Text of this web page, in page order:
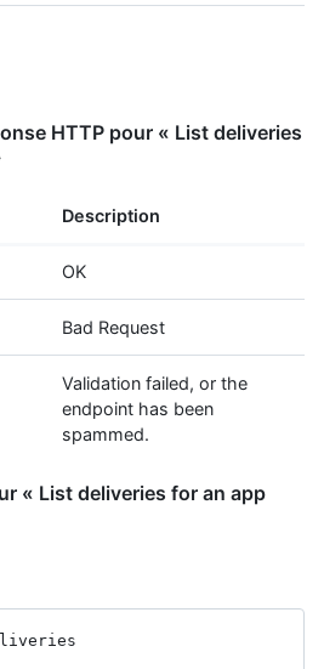
HTTP pour « List deliveries
Description
OK
Bad Request
Validation failed, or the
endpoint has been
spammed.
« List deliveries for an app